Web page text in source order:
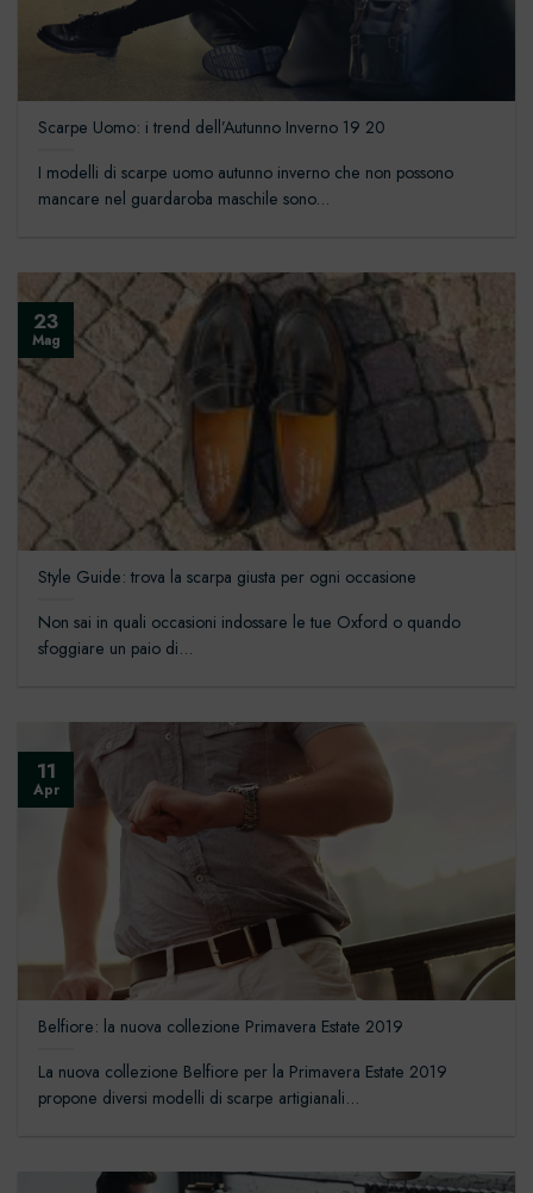
Scarpe Uomo: i trend dell’Autunno Inverno 19 20
I modelli di scarpe uomo autunno inverno che non possono
mancare nel guardaroba maschile sono...
Style Guide: trova la scarpa giusta per ogni occasione
Non sai in quali occasioni indossare le tue Oxford o quando
sfoggiare un paio di...
23
Mag
Belfiore: la nuova collezione Primavera Estate 2019
La nuova collezione Belfiore per la Primavera Estate 2019
propone diversi modelli di scarpe artigianali...
11
Apr